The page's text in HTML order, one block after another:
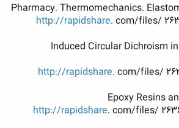
http://rapidshare. com/files/
http://rapidshare. com/files/
http://rapidshare. com/files/